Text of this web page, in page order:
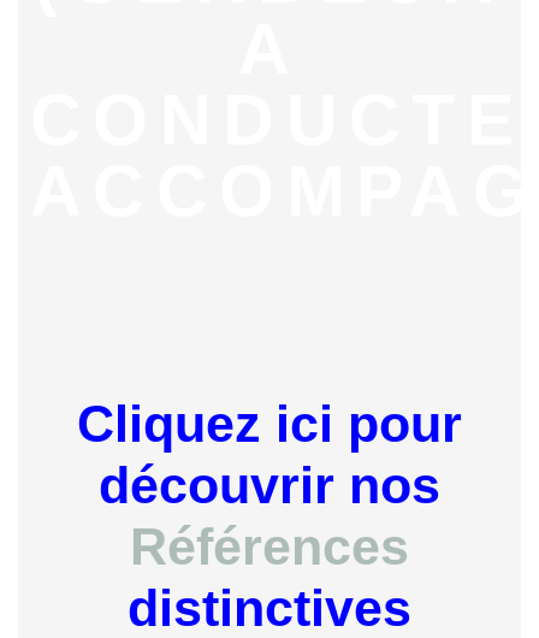
Cliquez ici pour
découvrir nos
Références
distinctives